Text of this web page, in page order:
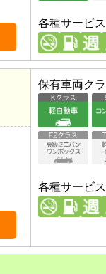
各種サービス
保有車両ク
各種サービス